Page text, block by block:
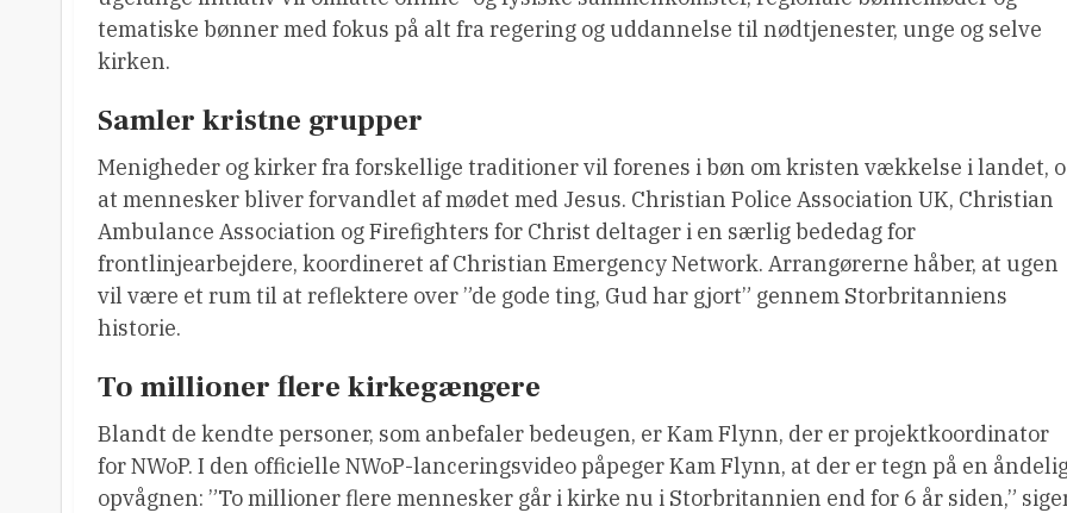
tematiske bønner med fokus på alt fra regering og uddannelse til nødtjenester, unge og selve
kirken.
Samler kristne grupper
Menigheder og kirker fra forskellige traditioner vil forenes i bøn om kristen vækkelse i landet,
at mennesker bliver forvandlet af mødet med Jesus. Christian Police Association UK, Christian
Ambulance Association og Firefighters for Christ deltager i en særlig bededag for
frontlinjearbejdere, koordineret af Christian Emergency Network. Arrangørerne håber, at ugen
vil være et rum til at reflektere over ”de gode ting, Gud har gjort” gennem Storbritanniens
historie.
To millioner flere kirkegængere
Blandt de kendte personer, som anbefaler bedeugen, er Kam Flynn, der er projektkoordinator
for NWoP. I den officielle NWoP-lanceringsvideo påpeger Kam Flynn, at der er tegn på en
opvågnen: ”To millioner flere mennesker går i kirke nu i Storbritannien end for 6 år siden,”